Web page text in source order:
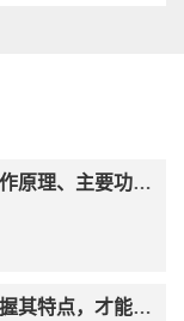
高低温防爆一体机工作原理、主要功能和应用领域
使用制冷循环机需掌握其特点，才能发挥出其功效！